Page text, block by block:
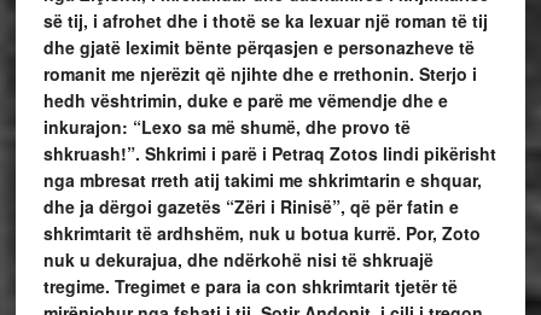
së tij, i afrohet dhe i thotë se ka lexuar një roman të tij
dhe gjatë leximit bënte përqasjen e personazheve të
romanit me njerëzit që njihte dhe e rrethonin. Sterjo i
hedh vështrimin, duke e parë me vëmendje dhe e
inkurajon: “Lexo sa më shumë, dhe provo të
shkruash!”. Shkrimi i parë i Petraq Zotos lindi pikërisht
nga mbresat rreth atij takimi me shkrimtarin e shquar,
dhe ja dërgoi gazetës “Zëri i Rinisë”, që për fatin e
shkrimtarit të ardhshëm, nuk u botua kurrë. Por, Zoto
nuk u dekurajua, dhe ndërkohë nisi të shkruajë
tregime. Tregimet e para ia con shkrimtarit tjetër të